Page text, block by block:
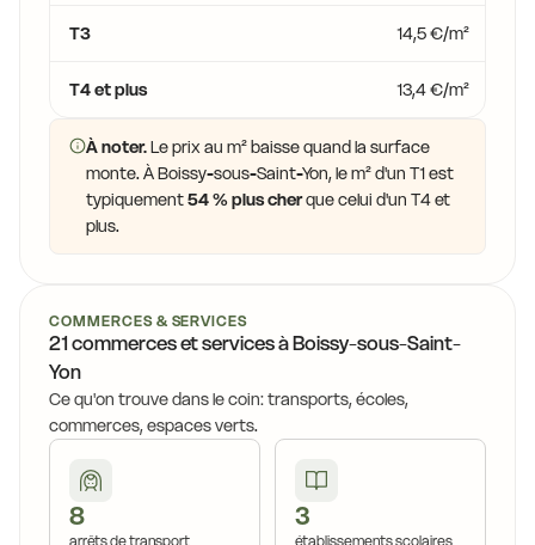
T3 14,5 €/m²
T4 et plus 13,4 €/m²
À noter.Le prix au m² baisse quand la surface
monte. À Boissy-sous-Saint-Yon, le m² d'un T1 est
typiquement54 % plus cherque celui d'un T4 et
plus.
COMMERCES & SERVICES
21 commerces et services à Boissy-sous-Saint-
Yon
Ce qu'on trouve dans le coin: transports, écoles,
commerces, espaces verts.
8
arrêts de transport
3
établissements scolaires